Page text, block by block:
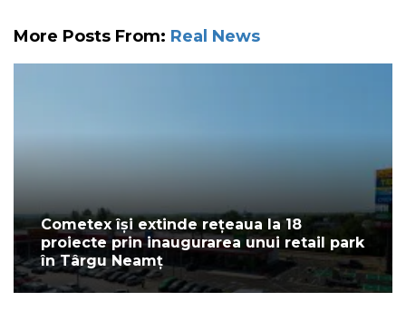
More Posts From: Real News
Cometex își extinde rețeaua la 18
proiecte prin inaugurarea unui retail park
în Târgu Neamț